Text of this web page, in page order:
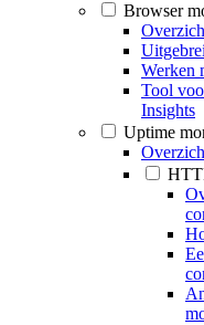
Browser
Werken
Tool
Insights
Uptime